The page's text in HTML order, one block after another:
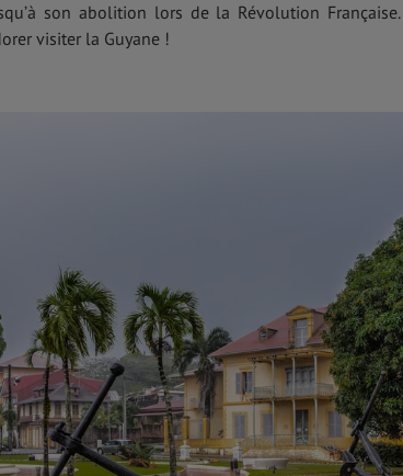
son abolition lors de la Révolution Française.
visiter la Guyane !